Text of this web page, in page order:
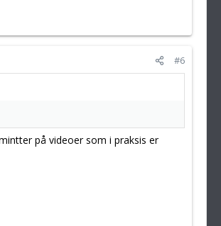
#6
på videoer som i praksis er